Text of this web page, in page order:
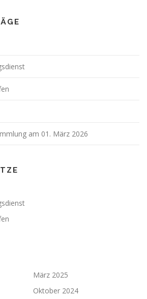
am 01. März 2026
März 2025
Oktober 2024